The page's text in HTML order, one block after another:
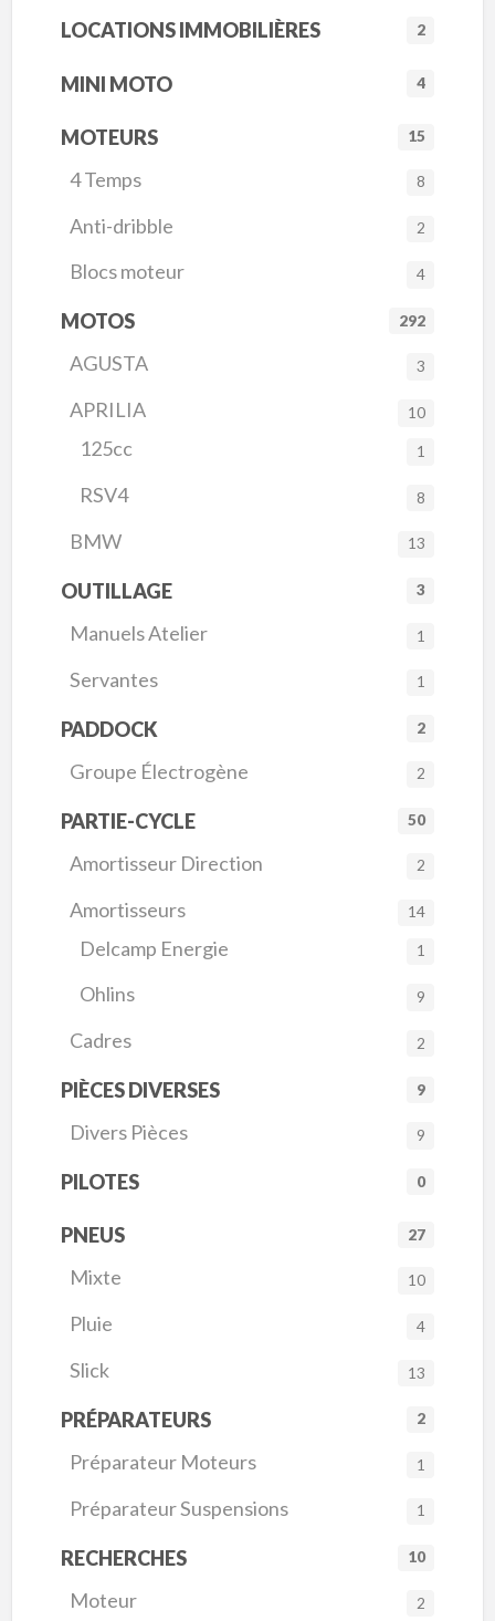
LOCATIONS IMMOBILIÈRES 2
MINI MOTO 4
MOTEURS 15
4 Temps 8
Anti-dribble 2
Blocs moteur 4
MOTOS 292
AGUSTA 3
APRILIA 10
125cc 1
RSV4 8
BMW 13
OUTILLAGE 3
Manuels Atelier 1
Servantes 1
PADDOCK 2
Groupe Électrogène 2
PARTIE-CYCLE 50
Amortisseur Direction 2
Amortisseurs 14
Delcamp Energie 1
Ohlins 9
Cadres 2
PIÈCES DIVERSES 9
Divers Pièces 9
PILOTES 0
PNEUS 27
Mixte 10
Pluie 4
Slick 13
PRÉPARATEURS 2
Préparateur Moteurs 1
Préparateur Suspensions 1
RECHERCHES 10
Moteur 2